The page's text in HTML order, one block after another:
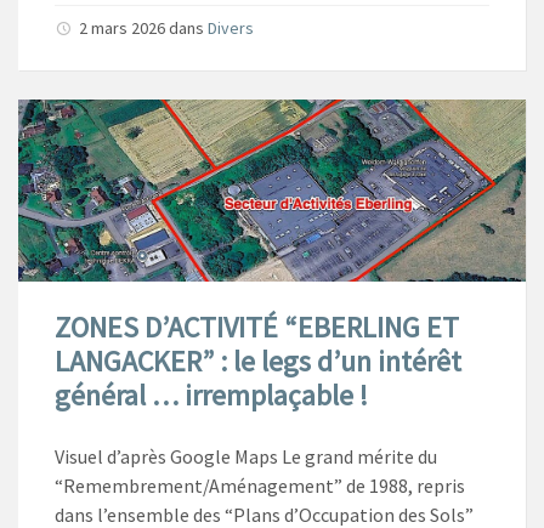
2 mars 2026dans Divers
ZONES D’ACTIVITÉ “EBERLING ET
LANGACKER” : le legs d’un intérêt
général … irremplaçable !
Visuel d’après Google Maps Le grand mérite du
“Remembrement/Aménagement” de 1988, repris
dans l’ensemble des “Plans d’Occupation des Sols”